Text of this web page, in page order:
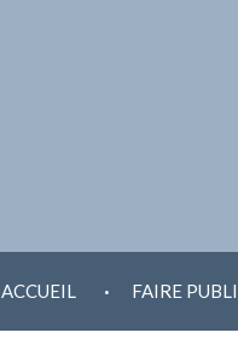
ACCUEIL
. FAIRE